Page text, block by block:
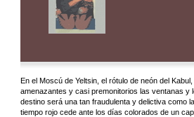
En el Moscú de Yeltsin, el rótulo de neón del
amenazantes y casi premonitorios las ventanas
destino será una tan fraudulenta y delictiva como
tiempo rojo cede ante los días colorados de un